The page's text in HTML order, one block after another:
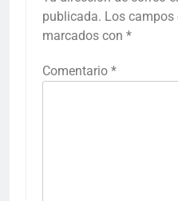
publicada. Los
marcados con *
Comentario *